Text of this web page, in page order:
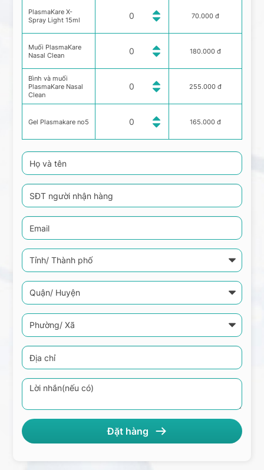
PlasmaKare X-
Spray Light 15ml
Muối PlasmaKare
Nasal Clean
Bình và muối
PlasmaKare Nasal
Clean
Gel Plasmakare no5
70.000 đ
180.000 đ
255.000 đ
165.000 đ